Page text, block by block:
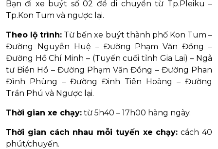
Bạn đi xe buýt số 02 để di chuyển từ Tp.Pleiku –
Tp.Kon Tum và ngược lại.
Theo lộ trình: Từ bến xe buýt thành phố Kon Tum –
Đường Nguyễn Huệ – Đường Phạm Văn Đồng –
Đường Hồ Chí Minh – (Tuyến cuối tỉnh Gia Lai) – Ngã
tư Biển Hồ – Đường Phạm Văn Đồng – Đường Phan
Đình Phùng – Đường Đinh Tiên Hoàng – Đường
Trần Phú và Ngược lại.
Thời gian xe chạy: từ 5h40 – 17h00 hàng ngày.
Thời gian cách nhau mỗi tuyến xe chạy: cách 40
phút/chuyến.